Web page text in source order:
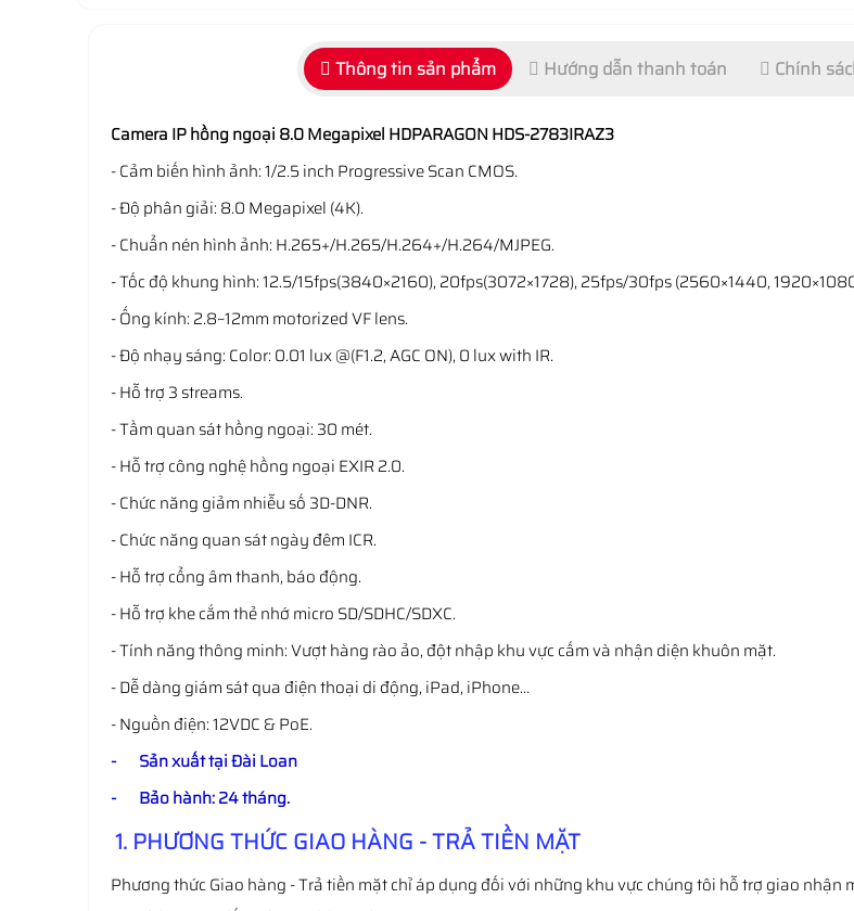
Thông tin sản phẩm Hướng dẫn thanh toán Chính
Camera IP hồng ngoại 8.0 Megapixel HDPARAGON HDS-2783IRAZ3
- Cảm biến hình ảnh: 1/2.5 inch Progressive Scan CMOS.
- Độ phân giải: 8.0 Megapixel (4K).
- Chuẩn nén hình ảnh: H.265+/H.265/H.264+/H.264/MJPEG.
- Tốc độ khung hình: 12.5/15fps(3840×2160), 20fps(3072×1728), 25fps/30fps (2560×1440,
- Ống kính: 2.8~12mm motorized VF lens.
- Độ nhạy sáng: Color: 0.01 lux @(F1.2, AGC ON), 0 lux with IR.
- Hỗ trợ 3 streams.
- Tầm quan sát hồng ngoại: 30 mét.
- Hỗ trợ công nghệ hồng ngoại EXIR 2.0.
- Chức năng giảm nhiễu số 3D-DNR.
- Chức năng quan sát ngày đêm ICR.
- Hỗ trợ cổng âm thanh, báo động.
- Hỗ trợ khe cắm thẻ nhớ micro SD/SDHC/SDXC.
- Tính năng thông minh: Vượt hàng rào ảo, đột nhập khu vực cấm và nhận diện khuôn mặt.
- Dễ dàng giám sát qua điện thoại di động, iPad, iPhone…
- Nguồn điện: 12VDC & PoE.
- Sản xuất tại Đài Loan
- Bảo hành: 24 tháng.
1. PHƯƠNG THỨC GIAO HÀNG - TRẢ TIỀN MẶT
Phương thức Giao hàng - Trả tiền mặt chỉ áp dụng đối với những khu vực chúng tôi hỗ trợ giao